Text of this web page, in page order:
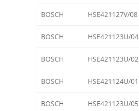
BOSCH HSE421127V/08
BOSCH HSE421123U/04
BOSCH HSE421123U/02
BOSCH HSE421124U/01
BOSCH HSE421123U/05